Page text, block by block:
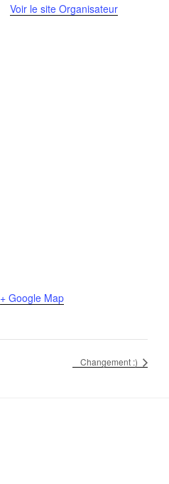
Voir le site Organisateur
+ Google Map
Changement :)